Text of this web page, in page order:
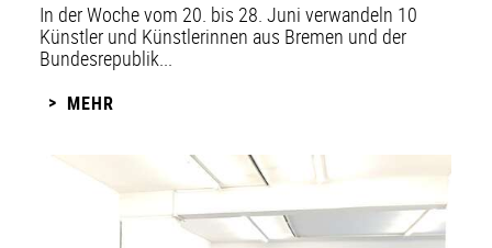
In der Woche vom 20. bis 28. Juni verwandeln 10
Künstler und Künstlerinnen aus Bremen und der
Bundesrepublik...
MEHR